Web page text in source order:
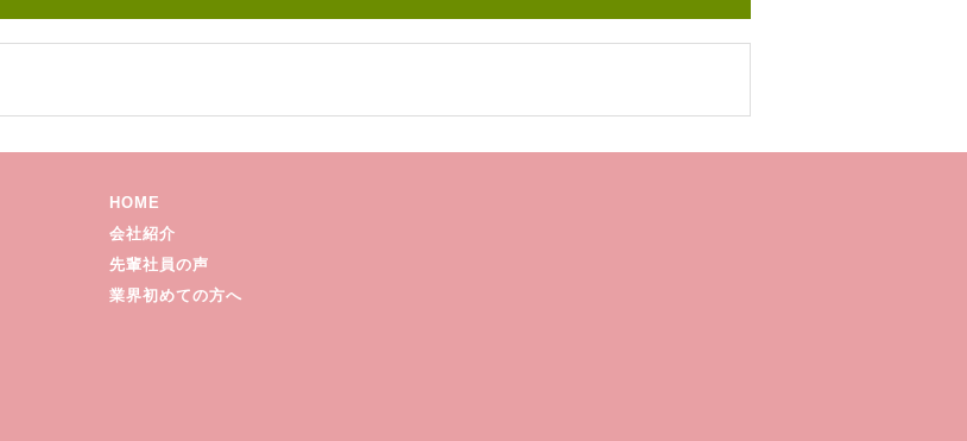
HOME
会社紹介
先輩社員の声
業界初めての方へ